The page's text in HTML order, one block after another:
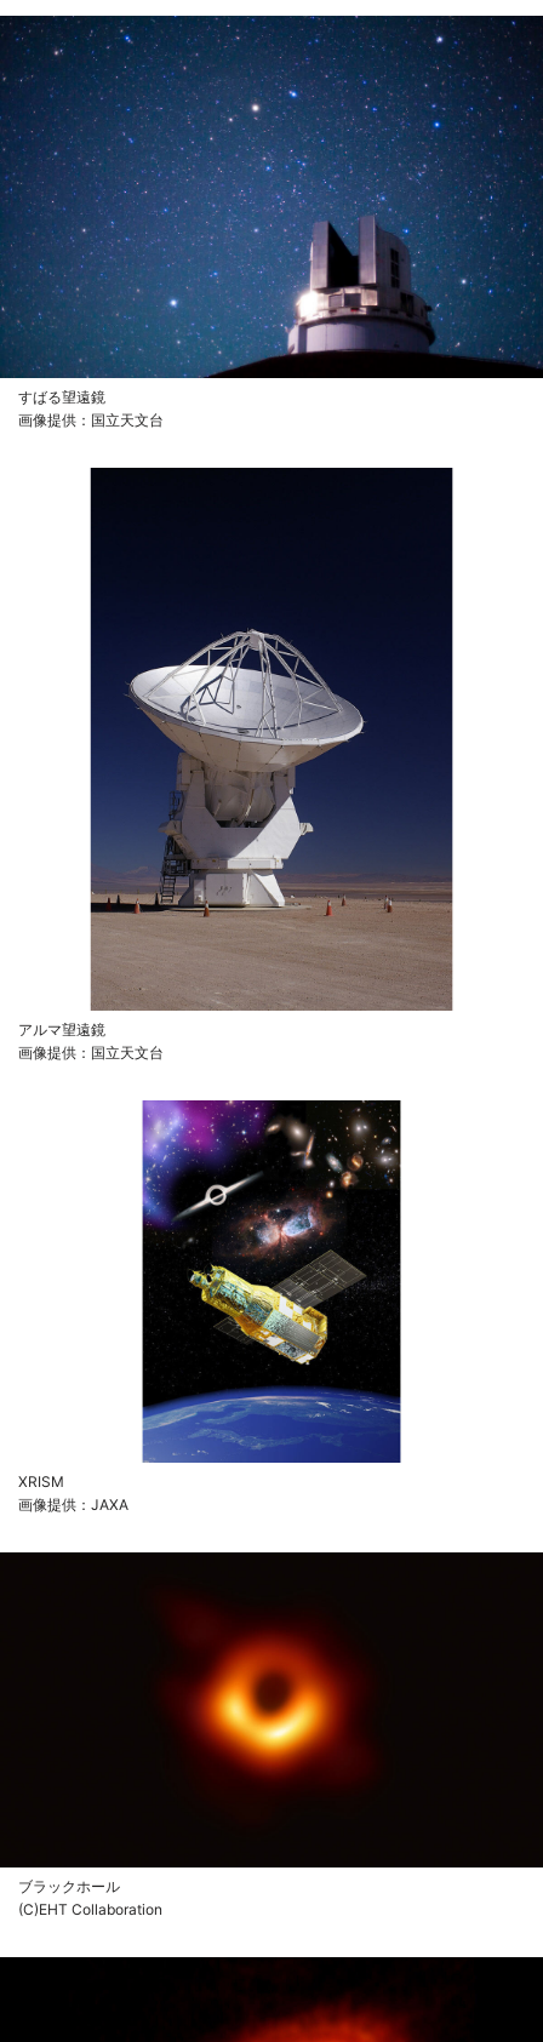
すばる望遠鏡
画像提供：国立天文台
アルマ望遠鏡
画像提供：国立天文台
XRISM
画像提供：JAXA
ブラックホール
(C)EHT Collaboration